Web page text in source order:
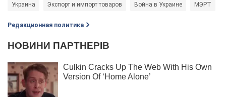
Украина Экспорт и импорт товаров Война в Украине МЭРТ
Редакционная политика